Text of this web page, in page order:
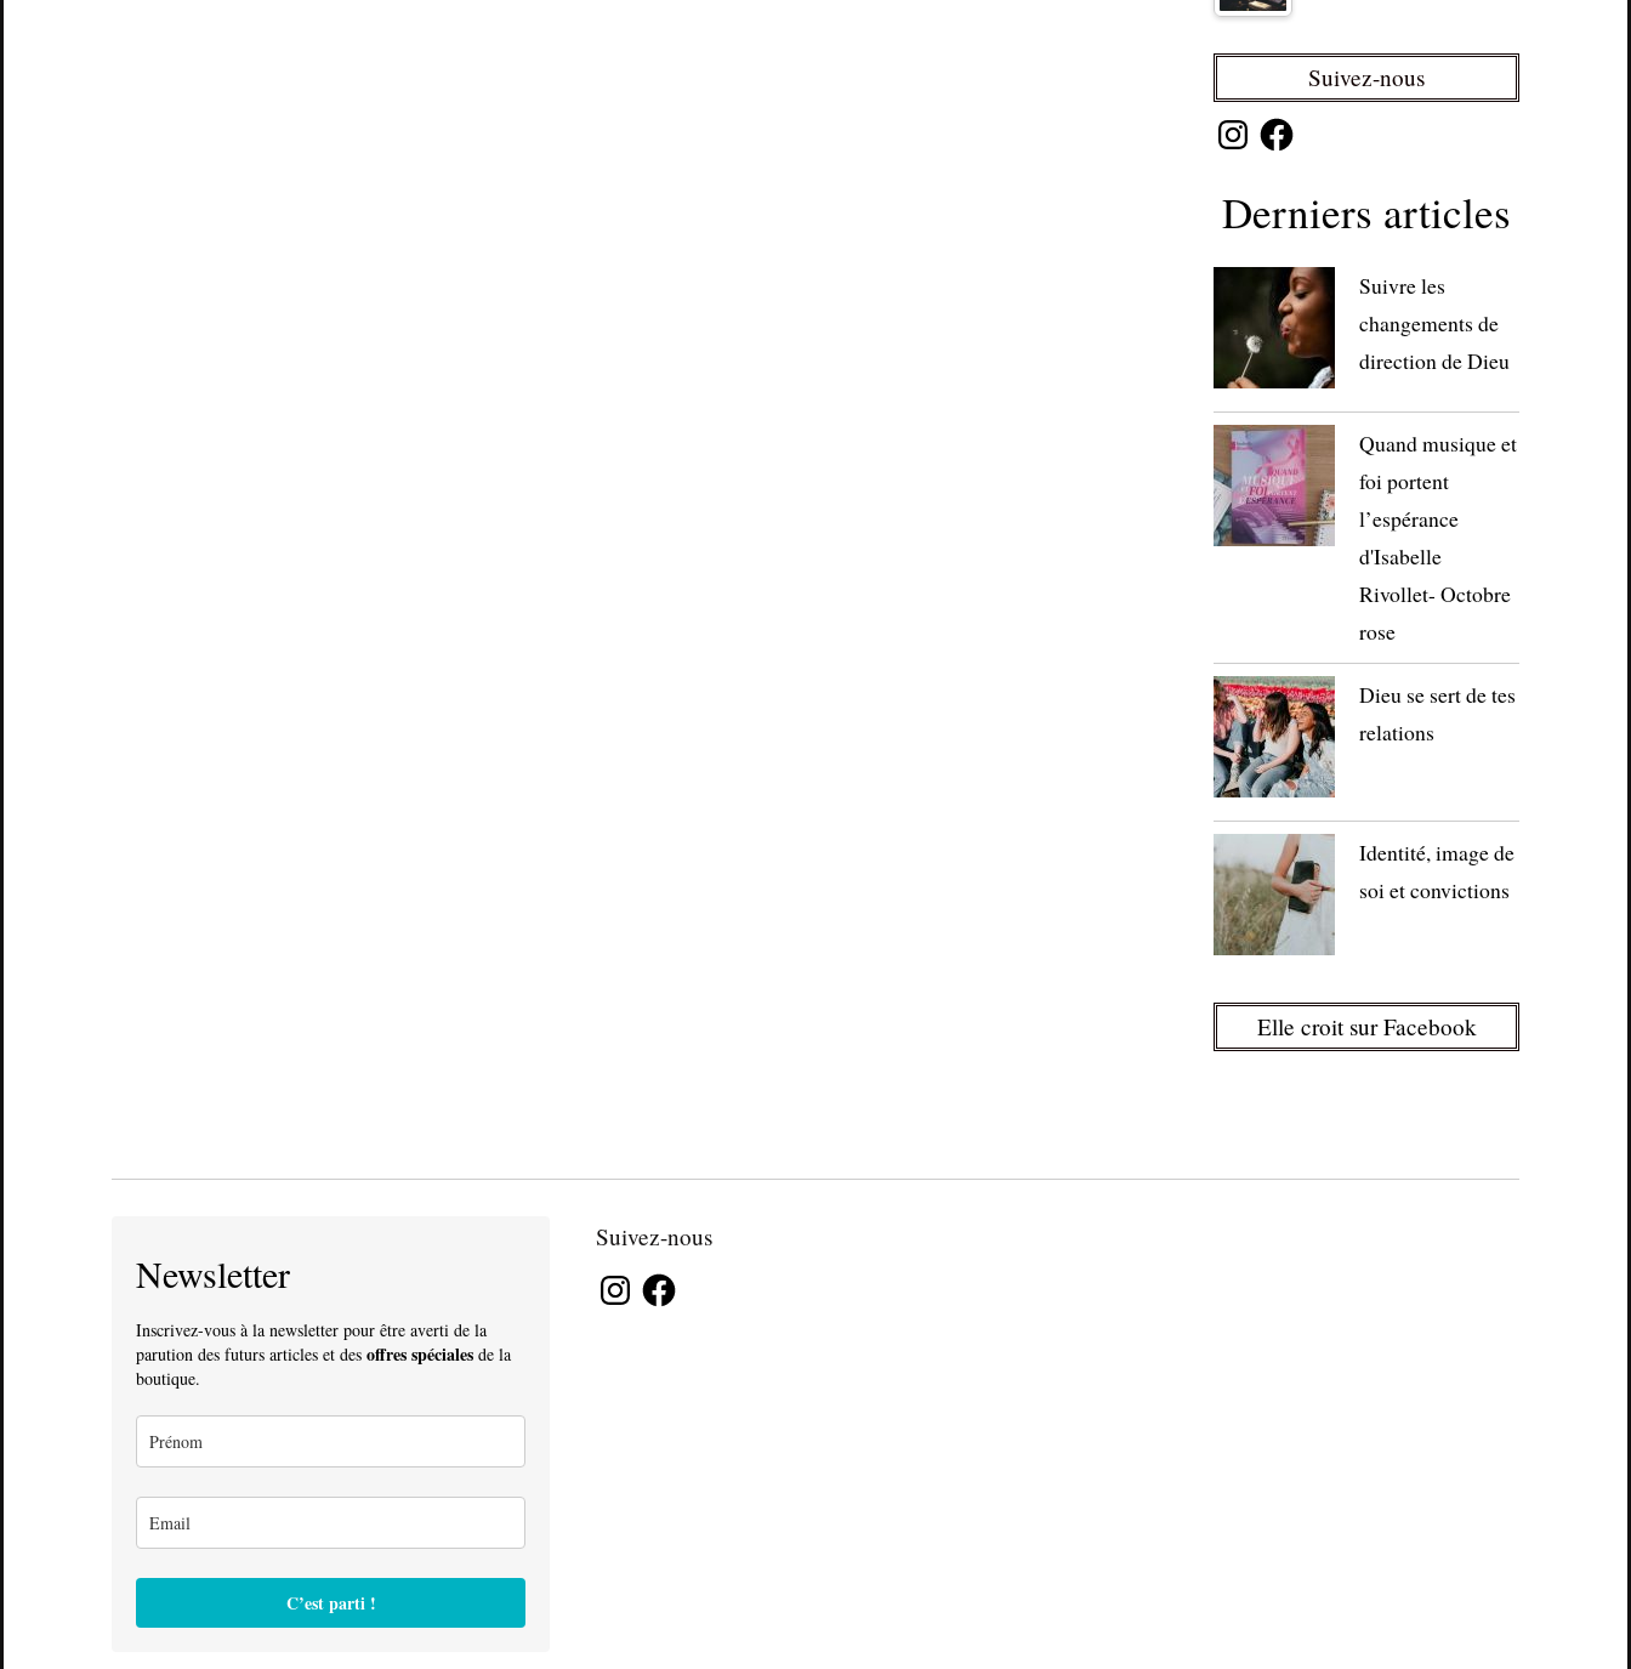
Suivez-nous
InstagramFacebook
Derniers articles
Suivre les
changements de
direction de Dieu
Quand musique et
foi portent
l’espérance
d'Isabelle
Rivollet- Octobre
rose
Dieu se sert de tes
relations
Identité, image de
soi et convictions
Elle croit sur Facebook
Newsletter
Inscrivez-vous à la newsletter pour être averti de la
parution des futurs articles et desoffres spécialesde la
boutique.
C’est parti !
Suivez-nous
InstagramFacebook